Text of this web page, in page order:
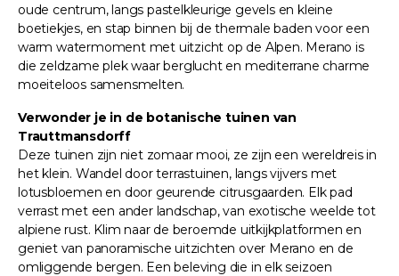
oude centrum, langs pastelkleurige gevels en kleine
boetiekjes, en stap binnen bij de thermale baden voor een
warm watermoment met uitzicht op de Alpen. Merano is
die zeldzame plek waar berglucht en mediterrane charme
moeiteloos samensmelten.
Verwonder je in de botanische tuinen van
Trauttmansdorff
Deze tuinen zijn niet zomaar mooi, ze zijn een wereldreis in
het klein. Wandel door terrastuinen, langs vijvers met
lotusbloemen en door geurende citrusgaarden. Elk pad
verrast met een ander landschap, van exotische weelde tot
alpiene rust. Klim naar de beroemde uitkijkplatformen en
geniet van panoramische uitzichten over Merano en de
omliggende bergen. Een beleving die in elk seizoen